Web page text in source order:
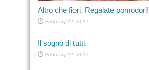
Altro che fiori. Regalate pomodori!
February 22, 2017
Il sogno di tutti.
February 22, 2017